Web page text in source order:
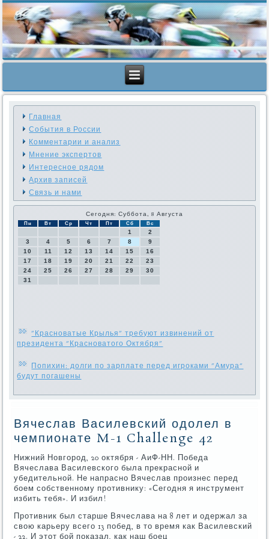
Главная
События в России
Комментарии и анализ
Мнение экспертов
Интересное рядом
Архив записей
Связь и нами
Сегодня: Суббота, 8 Августа
Пн Вт Ср Чт Пт Сб Вс
1
2
3
4 5 6 7 8
9
10
11 12 13 14 15
16
17
18 19 20 21 22
23
24
25 26 27 28 29
30
31
"Красноватые Крылья" требуют извинений от
президента "Красноватого Октября"
Попихин: долги по зарплате перед игроками "Амура"
будут погашены
Вячеслав Василевский одолел в
чемпионате M-1 Challenge 42
Нижний Новгород, 20 октября - АиФ-НН. Победа
Вячеслава Василевского была прекрасной и
убедительной. Не напрасно Вячеслав произнес перед
боем собственному противнику: «Сегодня я инструмент
избить тебя». И избил!
Противник был старше Вячеслава на 8 лет и одержал за
свою карьеру всего 13 побед, в то время как Василевский
- 22. И этот бой показал, как наш боец